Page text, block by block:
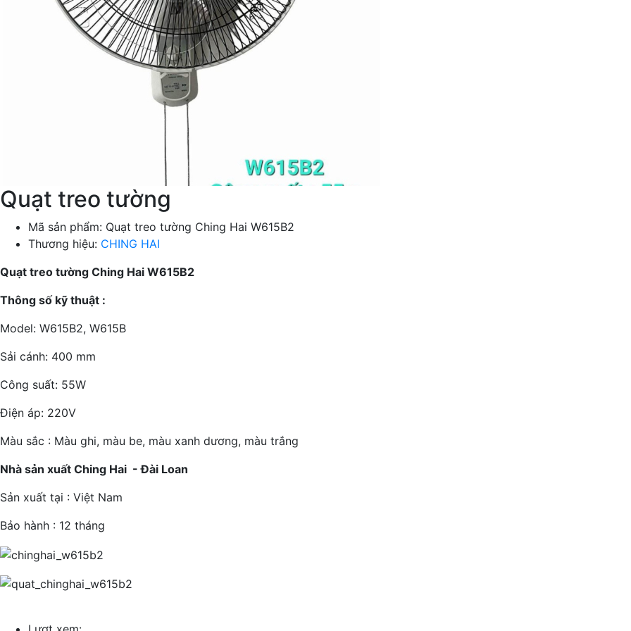
Quạt treo tường
Mã sản phẩm: Quạt treo tường Ching Hai W615B2
Thương hiệu: CHING HAI
Quạt treo tường Ching Hai W615B2
Thông số kỹ thuật :
Model: W615B2, W615B
Sải cánh: 400 mm
Công suất: 55W
Điện áp: 220V
Màu sắc : Màu ghi, màu be, màu xanh dương, màu trắng
Nhà sản xuất Ching Hai - Đài Loan
Sản xuất tại : Việt Nam
Bảo hành : 12 tháng